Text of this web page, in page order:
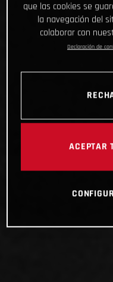
que las cookies se
la navegación del
colaborar con
Declaración de
ACEPTAR